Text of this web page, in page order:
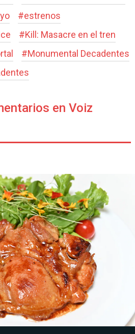
#estrenos
#Kill: Masacre en el tren
#Monumental Decadentes
en Voiz